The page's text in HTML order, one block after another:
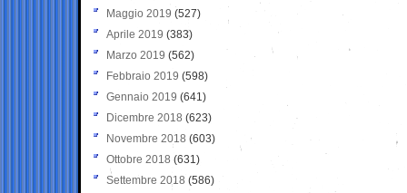
Maggio 2019 (527)
Aprile 2019 (383)
Marzo 2019 (562)
Febbraio 2019 (598)
Gennaio 2019 (641)
Dicembre 2018 (623)
Novembre 2018 (603)
Ottobre 2018 (631)
Settembre 2018 (586)